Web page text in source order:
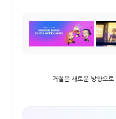
거절은 새로운 방향으